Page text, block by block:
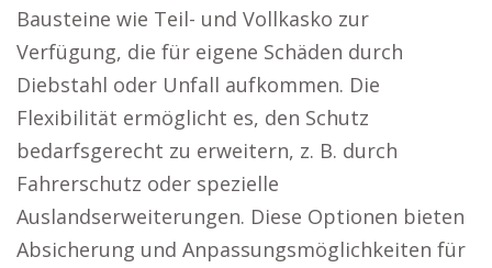
Bausteine wie Teil- und Vollkasko zur
Verfügung, die für eigene Schäden durch
Diebstahl oder Unfall aufkommen. Die
Flexibilität ermöglicht es, den Schutz
bedarfsgerecht zu erweitern, z. B. durch
Fahrerschutz oder spezielle
Auslandserweiterungen. Diese Optionen bieten
Absicherung und Anpassungsmöglichkeiten für